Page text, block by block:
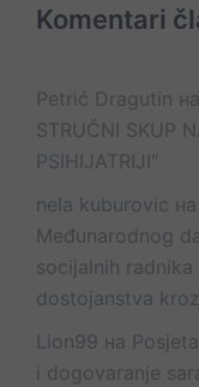
Komentari
Petrić Dragutin на
STRUČNI SKUP
PSIHIJATRIJI“
nela kuburovic на
Međunarodnog
socijalnih
dostojanstva
Lion99 на
i dogovaranje